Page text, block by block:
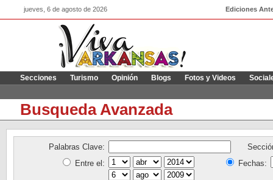
jueves, 6 de agosto de 2026 Ediciones
Secciones Turismo Opinión Blogs Fotos y Videos
Busqueda Avanzada
Palabras Clave:
Entre el:
Fechas: